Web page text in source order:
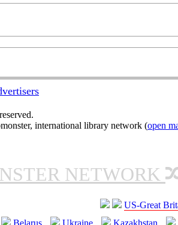
international library network (open
NETWORK
US-Great
Belarus Ukraine Kazakhstan